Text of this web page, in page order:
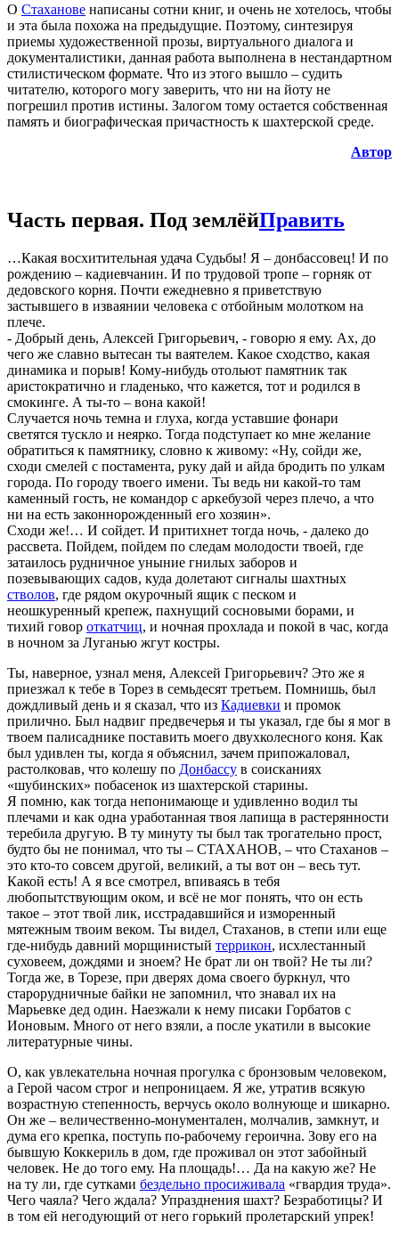
О Стаханове написаны сотни книг, и очень не хотелось, чтобы
и эта была похожа на предыдущие. Поэтому, синтезируя
приемы художественной прозы, виртуального диалога и
документалистики, данная работа выполнена в нестандартном
стилистическом формате. Что из этого вышло – судить
читателю, которого могу заверить, что ни на йоту не
погрешил против истины. Залогом тому остается собственная
память и биографическая причастность к шахтерской среде.
Автор
Часть первая. Под землёйПравить
…Какая восхитительная удача Судьбы! Я – донбассовец! И по
рождению – кадиевчанин. И по трудовой тропе – горняк от
дедовского корня. Почти ежедневно я приветствую
застывшего в изваянии человека с отбойным молотком на
плече.
- Добрый день, Алексей Григорьевич, - говорю я ему. Ах, до
чего же славно вытесан ты ваятелем. Какое сходство, какая
динамика и порыв! Кому-нибудь отольют памятник так
аристократично и гладенько, что кажется, тот и родился в
смокинге. А ты-то – вона какой!
Случается ночь темна и глуха, когда уставшие фонари
светятся тускло и неярко. Тогда подступает ко мне желание
обратиться к памятнику, словно к живому: «Ну, сойди же,
сходи смелей с постамента, руку дай и айда бродить по улкам
города. По городу твоего имени. Ты ведь ни какой-то там
каменный гость, не командор с аркебузой через плечо, а что
ни на есть законнорожденный его хозяин».
Сходи же!… И сойдет. И притихнет тогда ночь, - далеко до
рассвета. Пойдем, пойдем по следам молодости твоей, где
затаилось рудничное уныние гнилых заборов и
позевывающих садов, куда долетают сигналы шахтных
стволов, где рядом окурочный ящик с песком и
неошкуренный крепеж, пахнущий сосновыми борами, и
тихий говор откатчиц, и ночная прохлада и покой в час, когда
в ночном за Луганью жгут костры.
Ты, наверное, узнал меня, Алексей Григорьевич? Это же я
приезжал к тебе в Торез в семьдесят третьем. Помнишь, был
дождливый день и я сказал, что из Кадиевки и промок
прилично. Был надвиг предвечерья и ты указал, где бы я мог в
твоем палисаднике поставить моего двухколесного коня. Как
был удивлен ты, когда я объяснил, зачем припожаловал,
растолковав, что колешу по Донбассу в соисканиях
«шубинских» побасенок из шахтерской старины.
Я помню, как тогда непонимающе и удивленно водил ты
плечами и как одна уработанная твоя лапища в растерянности
теребила другую. В ту минуту ты был так трогательно прост,
будто бы не понимал, что ты – СТАХАНОВ, – что Стаханов –
это кто-то совсем другой, великий, а ты вот он – весь тут.
Какой есть! А я все смотрел, впиваясь в тебя
любопытствующим оком, и всё не мог понять, что он есть
такое – этот твой лик, исстрадавшийся и изморенный
мятежным твоим веком. Ты видел, Стаханов, в степи или еще
где-нибудь давний морщинистый террикон, исхлестанный
суховеем, дождями и зноем? Не брат ли он твой? Не ты ли?
Тогда же, в Торезе, при дверях дома своего буркнул, что
старорудничные байки не запомнил, что знавал их на
Марьевке дед один. Наезжали к нему писаки Горбатов с
Ионовым. Много от него взяли, а после укатили в высокие
литературные чины.
О, как увлекательна ночная прогулка с бронзовым человеком,
а Герой часом строг и непроницаем. Я же, утратив всякую
возрастную степенность, верчусь около волнующе и шикарно.
Он же – величественно-монументален, молчалив, замкнут, и
дума его крепка, поступь по-рабочему героична. Зову его на
бывшую Коккериль в дом, где проживал он этот забойный
человек. Не до того ему. На площадь!… Да на какую же? Не
на ту ли, где сутками бездельно просиживала «гвардия труда».
Чего чаяла? Чего ждала? Упразднения шахт? Безработицы? И
в том ей негодующий от него горький пролетарский упрек!